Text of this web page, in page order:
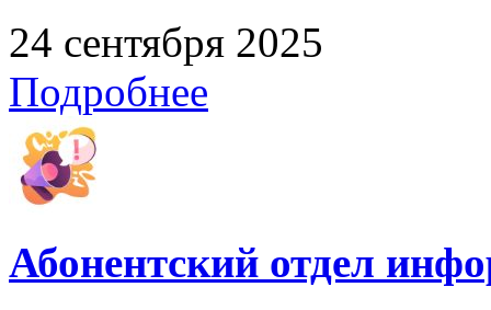
24 сентября 2025
Подробнее
Абонентский отдел